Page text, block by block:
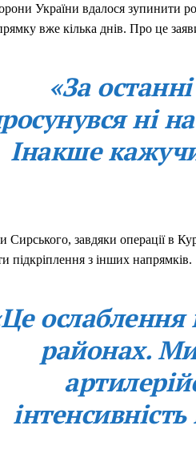
України вдалося зупинити
вже кілька днів. Про це
«За
ні
Інакше
Сирського, завдяки операції в
підкріплення з інших напрямків.
ослаблення
районах.